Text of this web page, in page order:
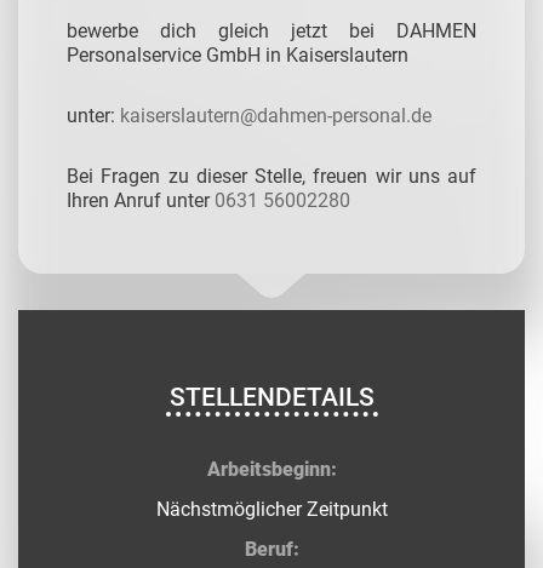
bewerbe dich gleich jetzt bei DAHMEN
Personalservice GmbH in Kaiserslautern
unter: kaiserslautern@dahmen-personal.de
Bei Fragen zu dieser Stelle, freuen wir uns auf
Ihren Anruf unter 0631 56002280
STELLENDETAILS
Arbeitsbeginn:
Nächstmöglicher Zeitpunkt
Beruf: